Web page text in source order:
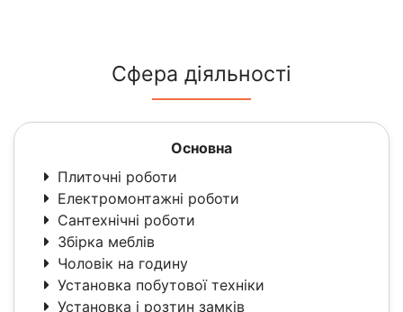
Сфера діяльності
Основна
Плиточні роботи
Електромонтажні роботи
Сантехнічні роботи
Збірка меблів
Чоловік на годину
Установка побутової техніки
Установка і розтин замків